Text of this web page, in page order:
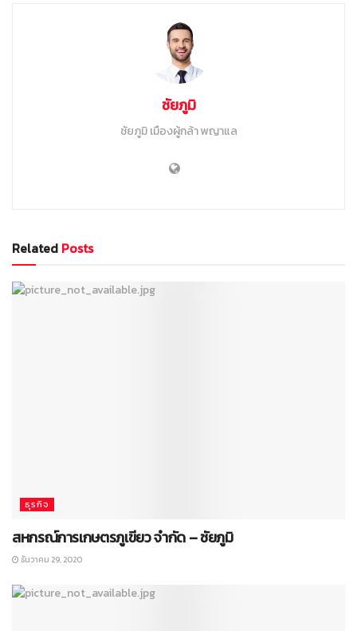
ชัยภูมิ
ชัยภูมิ เมืองผู้กล้า พญาแล
Related Posts
ธุรกิจ
สหกรณ์การเกษตรภูเขียว จำกัด – ชัยภูมิ
ธันวาคม 29, 2020